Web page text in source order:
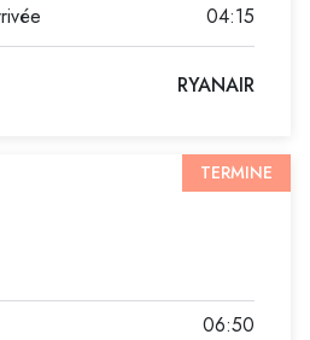
RYANAIR
04:15
TERMINE
06:50